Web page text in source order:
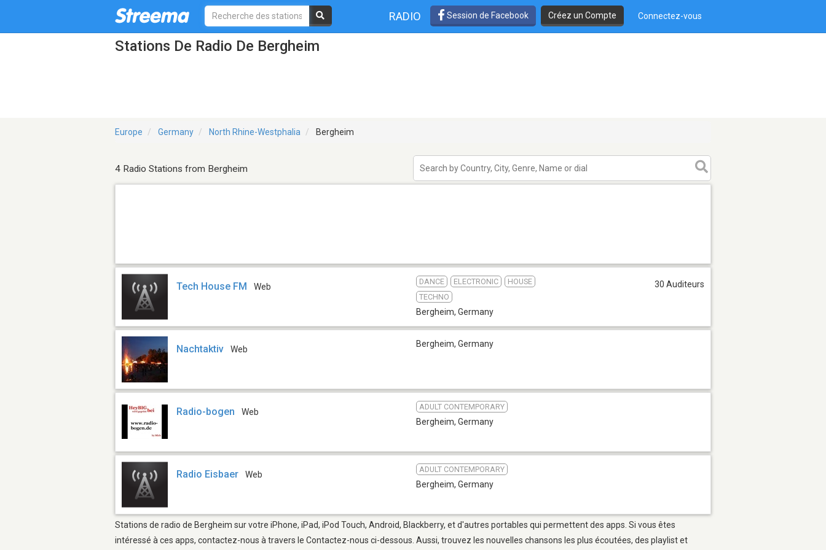
RADIO Session de Facebook Créez un Compte Connectez-vous
Stations De Radio De Bergheim
Europe Germany North Rhine-Westphalia Bergheim
4 Radio Stations from Bergheim
Tech House FM Web
DANCE ELECTRONIC
HOUSE
TECHNO
Bergheim, Germany
30 Auditeurs
Nachtaktiv Web
Bergheim, Germany
Radio-bogen Web
ADULT CONTEMPORARY
Bergheim, Germany
Radio Eisbaer Web
ADULT CONTEMPORARY
Bergheim, Germany
Stations de radio de Bergheim sur votre iPhone, iPad, iPod Touch, Android, Blackberry, et d'autres portables qui permettent des apps. Si vous êtes
intéressé à ces apps, contactez-nous à travers le Contactez-nous ci-dessous. Aussi, trouvez les nouvelles chansons les plus écoutées, des playlist et